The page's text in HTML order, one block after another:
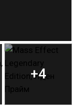
+4